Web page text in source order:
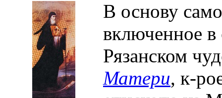
В основу
включенное
Рязанском
Матери, к-